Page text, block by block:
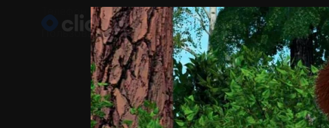
Телефон поддержки:+998 55 516 2111
Пользовательское соглашение
Политика